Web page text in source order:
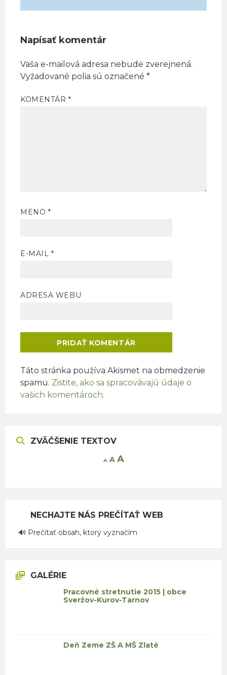
Napísať komentár
Vaša e-mailová adresa nebude zverejnená.
Vyžadované polia sú označené *
KOMENTÁR*
MENO *
E-MAIL *
ADRESA WEBU
Táto stránka používa Akismet na obmedzenie
spamu. Zistite, ako sa spracovávajú údaje o
vašich komentároch.
ZVÄČŠENIE TEXTOV
A Decrease
AReset
AIncrease
NECHAJTE NÁS PREČÍTAŤ WEB
🔊 Prečítať obsah, ktorý vyznačím
GALÉRIE
Pracovné stretnutie 2015 | obce
Sveržov-Kurov-Tarnov
Deň Zeme ZŠ A MŠ Zlaté